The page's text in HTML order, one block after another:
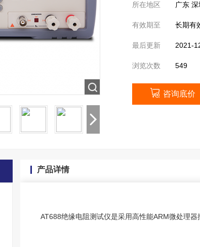
所在地区 广东
有效期至 长期有
最后更新 2021-
浏览次数 549
咨询底价
产品详情
AT688绝缘电阻测试仪是采用高性能ARM微处理器